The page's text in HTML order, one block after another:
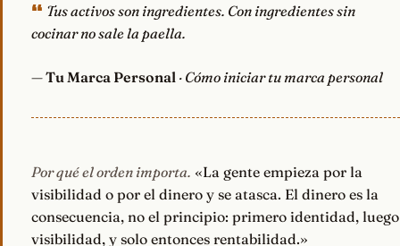
Tus activos son ingredientes. Con ingredientes sin
cocinar no sale la paella.
—Tu Marca Personal · Cómo iniciar tu marca personal
Por qué el orden importa. «La gente empieza por la
visibilidad o por el dinero y se atasca. El dinero es la
consecuencia, no el principio: primero identidad, luego
visibilidad, y solo entonces rentabilidad.»